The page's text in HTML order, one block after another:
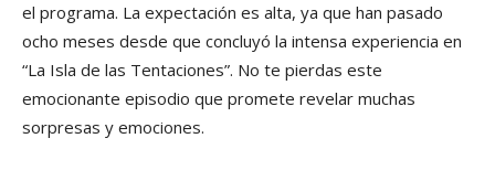
el programa. La expectación es alta, ya que han pasado
ocho meses desde que concluyó la intensa experiencia en
“La Isla de las Tentaciones”. No te pierdas este
emocionante episodio que promete revelar muchas
sorpresas y emociones.